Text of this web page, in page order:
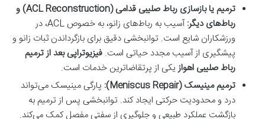
ترمیم یا بازسازی رباط صلیبی قدامی (ACL Reconstruction) و
رباط‌های دیگر:
آسیب به رباط‌های زانو، به خصوص ACL، در
ورزشکاران شایع است. توانبخشی دقیق برای بازگرداندن ثبات زانو و
پیشگیری از آسیب مجدد حیاتی است. فیزیوتراپی بعد از ترمیم
رباط صلیبی اهوازیکی از پرتقاضاترین خدمات است.
ترمیم مینیسک (Meniscus Repair):
پارگی مینیسک می‌تواند
درد و محدودیت حرکتی ایجاد کند. توانبخشی پس از ترمیم به
بازگشت عملکرد طبیعی و جلوگیری از سفتی مفصل کمک می‌کند.